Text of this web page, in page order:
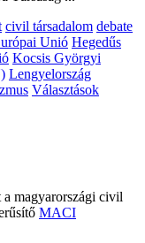
civil társadalom debate
Unió Hegedűs
Kocsis Györgyi
Lengyelország
Választások
magyarországi civil
MACI